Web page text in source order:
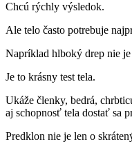
Chcú rýchly výsledok.
Ale telo často potrebuje
Napríklad hlboký drep nie
Je to krásny test tela.
Ukáže členky, bedrá,
aj schopnosť tela dostať sa
Predklon nie je len o